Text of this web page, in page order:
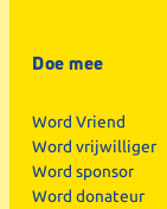
Doe mee
Word Vriend
Word vrijwilliger
Word sponsor
Word donateur